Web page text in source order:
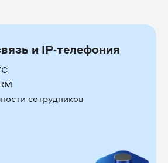
и IP‑телефония
сотрудников